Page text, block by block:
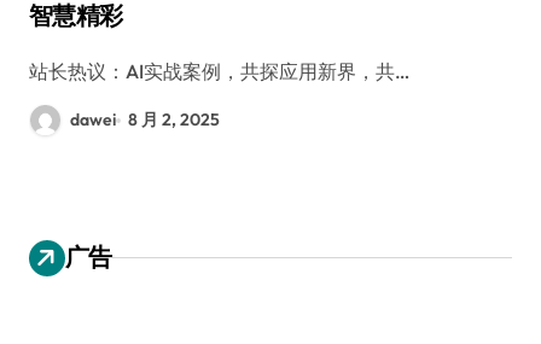
智慧精彩
站长热议：AI实战案例，共探应用新界，共…
dawei 8 月 2, 2025
广告